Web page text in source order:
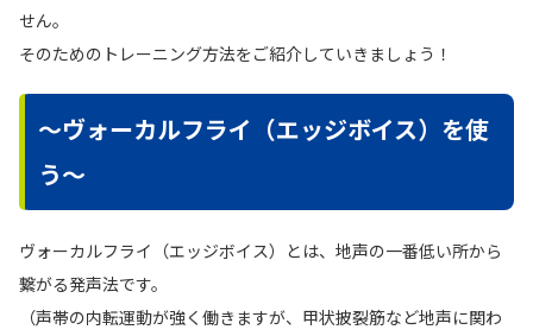
せん。
そのためのトレーニング方法をご紹介していきましょう！
〜ヴォーカルフライ（エッジボイス）を使
う〜
ヴォーカルフライ（エッジボイス）とは、地声の一番低い所から
繋がる発声法です。
（声帯の内転運動が強く働きますが、甲状披裂筋など地声に関わ